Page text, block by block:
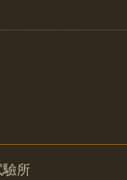
所